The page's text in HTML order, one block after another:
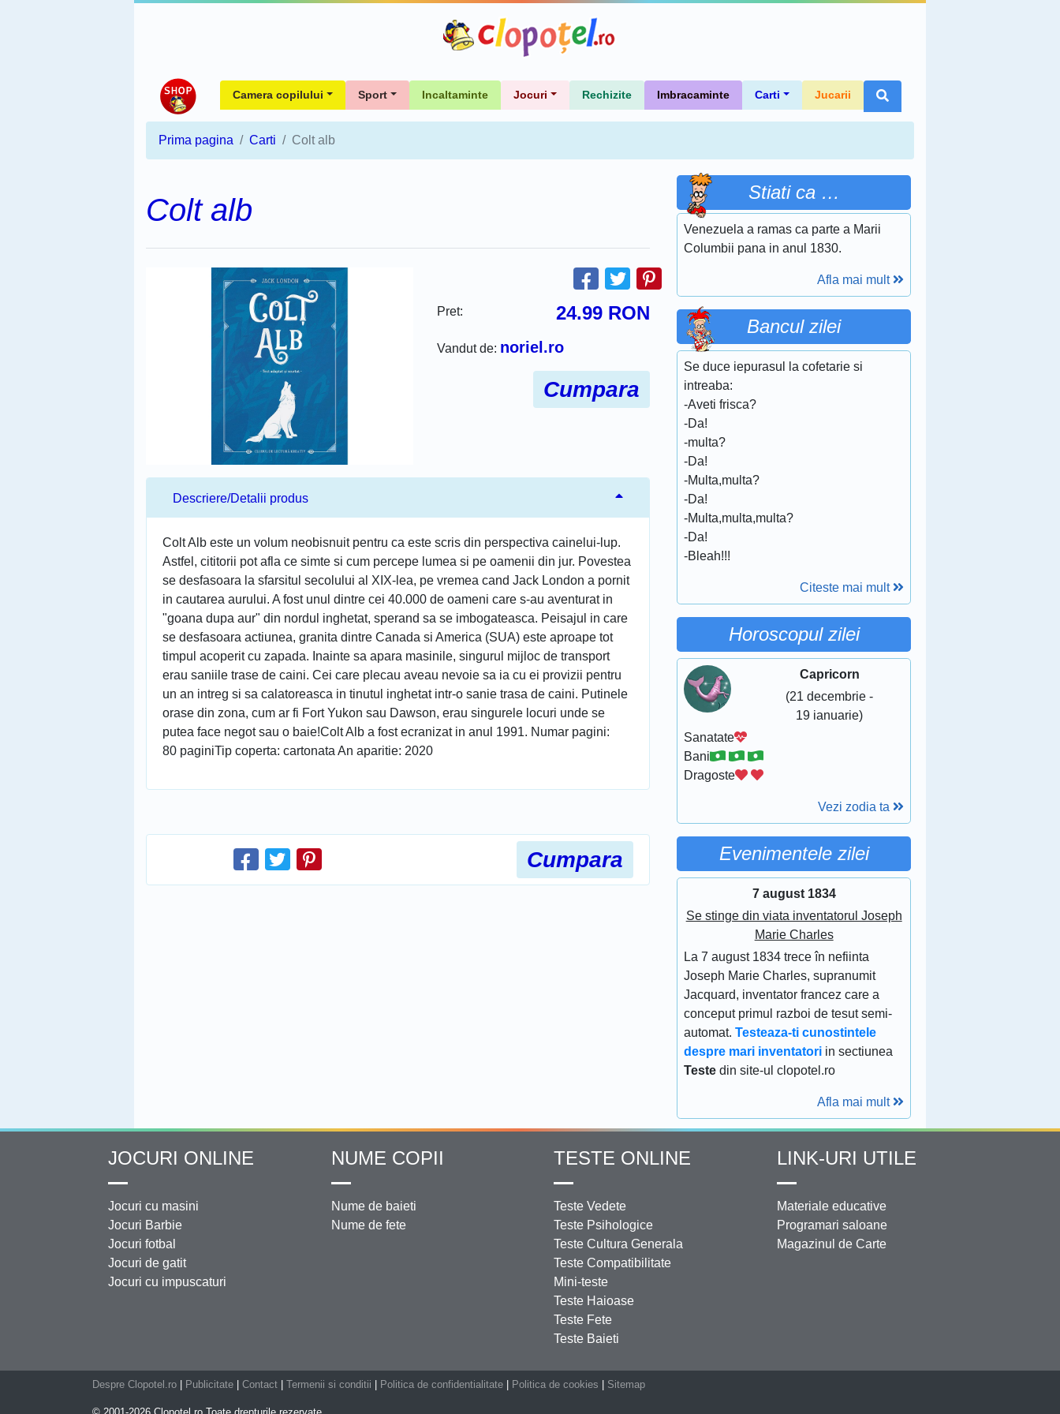
Camera copilului Sport Incaltaminte Jocuri Rechizite Imbracaminte Carti Jucarii
Prima pagina Carti Colt alb
Colt alb
Pret: 24.99 RON
Vandut de: noriel.ro
Cumpara
Descriere/Detalii produs
Colt Alb este un volum neobisnuit pentru ca este scris din perspectiva cainelui-lup.
Astfel, cititorii pot afla ce simte si cum percepe lumea si pe oamenii din jur. Povestea
se desfasoara la sfarsitul secolului al XIX-lea, pe vremea cand Jack London a pornit
in cautarea aurului. A fost unul dintre cei 40.000 de oameni care s-au aventurat in
"goana dupa aur" din nordul inghetat, sperand sa se imbogateasca. Peisajul in care
se desfasoara actiunea, granita dintre Canada si America (SUA) este aproape tot
timpul acoperit cu zapada. Inainte sa apara masinile, singurul mijloc de transport
erau saniile trase de caini. Cei care plecau aveau nevoie sa ia cu ei provizii pentru
un an intreg si sa calatoreasca in tinutul inghetat intr-o sanie trasa de caini. Putinele
orase din zona, cum ar fi Fort Yukon sau Dawson, erau singurele locuri unde se
putea face negot sau o baie!Colt Alb a fost ecranizat in anul 1991. Numar pagini:
80 paginiTip coperta: cartonata An aparitie: 2020
Cumpara
Stiati ca …
Venezuela a ramas ca parte a Marii
Columbii pana in anul 1830.
Afla mai mult
Bancul zilei
Se duce iepurasul la cofetarie si
intreaba:
-Aveti frisca?
-Da!
-multa?
-Da!
-Multa,multa?
-Da!
-Multa,multa,multa?
-Da!
-Bleah!!!
Citeste mai mult
Horoscopul zilei
Capricorn
(21 decembrie -
19 ianuarie)
Sanatate
Bani
Dragoste
Vezi zodia ta
Evenimentele zilei
7 august 1834
Se stinge din viata inventatorul Joseph
Marie Charles
La 7 august 1834 trece în nefiinta
Joseph Marie Charles, supranumit
Jacquard, inventator francez care a
conceput primul razboi de tesut semi-
automat.Testeaza-ti cunostintele
despre mari inventatori in sectiunea
Teste din site-ul clopotel.ro
Afla mai mult
JOCURI ONLINE
Jocuri cu masini
Jocuri Barbie
Jocuri fotbal
Jocuri de gatit
Jocuri cu impuscaturi
NUME COPII
Nume de baieti
Nume de fete
TESTE ONLINE
Teste Vedete
Teste Psihologice
Teste Cultura Generala
Teste Compatibilitate
Mini-teste
Teste Haioase
Teste Fete
Teste Baieti
LINK-URI UTILE
Materiale educative
Programari saloane
Magazinul de Carte
Despre Clopotel.ro Publicitate Contact Termenii si conditii Politica de confidentialitate Politica de cookies Sitemap